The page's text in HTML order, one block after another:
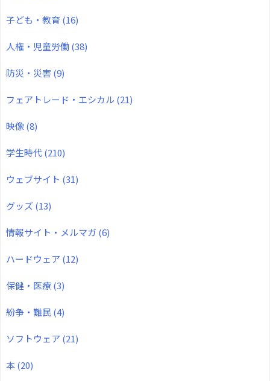
子ども・教育 (16)
人権・児童労働(38)
防災・災害(9)
フェアトレード・エシカル (21)
映像(8)
学生時代(210)
ウェブサイト (31)
グッズ (13)
情報サイト・メルマガ (6)
ハードウェア (12)
保健・医療(3)
紛争・難民(4)
ソフトウェア (21)
本(20)